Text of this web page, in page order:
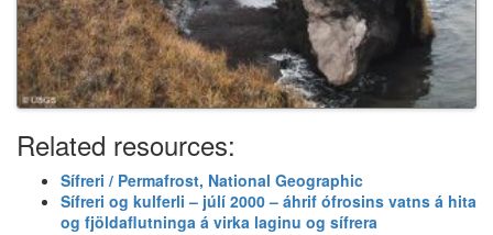
Related resources:
Sífreri / Permafrost, National Geographic
Sífreri og kulferli – júlí 2000 – áhrif ófrosins vatns á hita
og fjöldaflutninga á virka laginu og sífrera